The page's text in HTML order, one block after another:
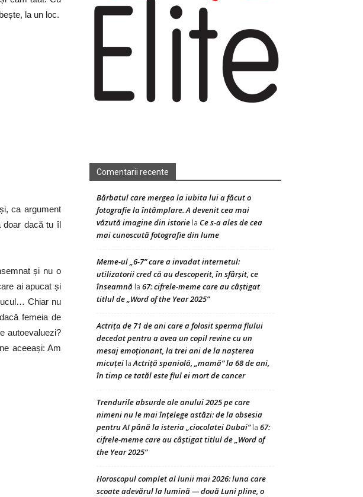
la un loc.
ca argument
doar dacă tu îl
și nu o
ai apucat și
Chiar nu
femeia de
autoevaluezi?
aceeași: Am
Comentarii recente
Bărbatul care mergea la iubita lui a făcut o
fotografie la întâmplare. A devenit cea mai
văzută imagine din istorie la Ce s-a ales de cea
mai cunoscută fotografie din lume
Meme-ul „6-7” care a invadat internetul:
utilizatorii cred că au descoperit, în sfârșit, ce
înseamnă la 67: cifrele-meme care au câștigat
titlul de „Word of the Year 2025”
Actrița de 71 de ani care a folosit sperma fiului
decedat pentru a avea un copil revine cu un
mesaj emoționant, la trei ani de la nașterea
micuței laActriță spaniolă, „mamă” la 68 de ani,
în timp ce tatăl este fiul ei mort de cancer
Trendurile absurde ale anului 2025 pe care
nimeni nu le mai înțelege astăzi: de la obsesia
pentru AI până la isteria „ciocolatei Dubai”la 67:
cifrele-meme care au câștigat titlul de „Word of
the Year 2025”
Horoscopul complet al lunii mai 2026: luna care
scoate adevărul la lumină — două Luni pline, o